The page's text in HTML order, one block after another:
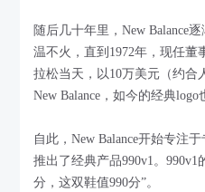
随后几十年里，New Balance
温不火，直到1972年，现任董
拉松当天，以10万美元（约合
New Balance，如今的经典logo
自此，New Balance开始专注
推出了经典产品990v1。990v1
分，这双鞋值990分”。